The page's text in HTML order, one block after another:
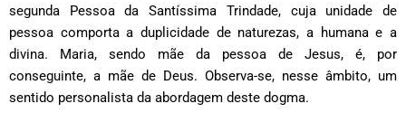
segunda Pessoa da Santíssima Trindade, cuja unidade de
pessoa comporta a duplicidade de naturezas, a humana e a
divina. Maria, sendo mãe da pessoa de Jesus, é, por
conseguinte, a mãe de Deus. Observa-se, nesse âmbito, um
sentido personalista da abordagem deste dogma.